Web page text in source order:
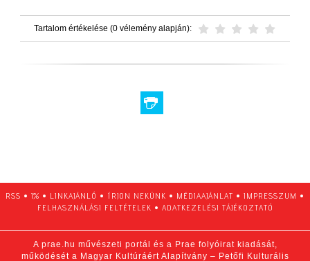
Tartalom értékelése (0 vélemény alapján):
RSS • 1% • LINKAJÁNLÓ • ÍRJON NEKÜNK • MÉDIAAJÁNLAT • IMPRESSZUM •
FELHASZNÁLÁSI FELTÉTELEK • ADATKEZELÉSI TÁJÉKOZTATÓ
A prae.hu művészeti portál és a Prae folyóirat kiadását,
működését a Magyar Kultúráért Alapítvány – Petőfi Kulturális